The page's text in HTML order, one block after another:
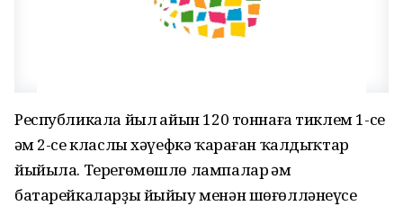
Республикала йыл һайын 120 тоннаға тиклем 1-се
һәм 2-се класлы хәүефкә ҡараған ҡалдыҡтар
йыйыла. Терегөмөшлө лампалар һәм
батарейкаларҙы йыйыу менән шөғөлләнеүсе